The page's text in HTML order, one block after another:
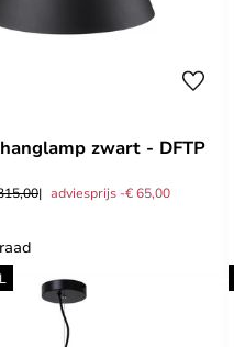
zwart - DFTP
adviesprijs -€ 65,00